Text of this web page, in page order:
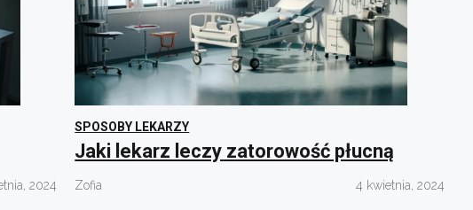
2024
SPOSOBY LEKARZY
Jaki lekarz leczy zatorowość płucną
Zofia 4 kwietnia, 2024